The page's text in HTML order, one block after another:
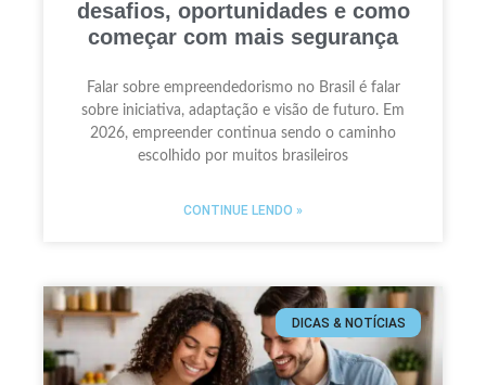
desafios, oportunidades e como
começar com mais segurança
Falar sobre empreendedorismo no Brasil é falar
sobre iniciativa, adaptação e visão de futuro. Em
2026, empreender continua sendo o caminho
escolhido por muitos brasileiros
CONTINUE LENDO »
DICAS & NOTÍCIAS